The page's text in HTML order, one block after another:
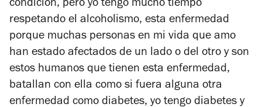
condición, pero yo tengo mucho tiempo
respetando el alcoholismo, esta enfermedad
porque muchas personas en mi vida que amo
han estado afectados de un lado o del otro y son
estos humanos que tienen esta enfermedad,
batallan con ella como si fuera alguna otra
enfermedad como diabetes, yo tengo diabetes y